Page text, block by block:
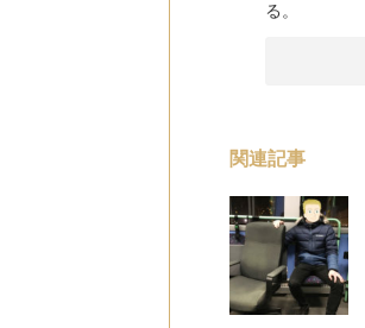
る。
関連記事